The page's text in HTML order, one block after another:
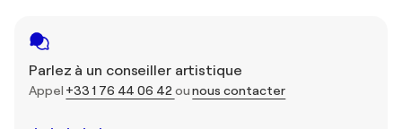
Parlez à un conseiller artistique
Appel +33 1 76 44 06 42 ounous contacter